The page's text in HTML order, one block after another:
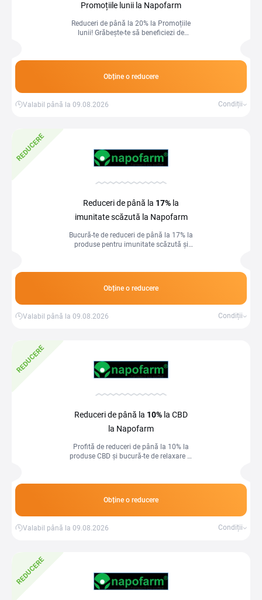
Promoțiile lunii la Napofarm
Reduceri de până la 20% la Promoțiile
lunii! Grăbește-te să beneficiezi de
Obține o reducere
Valabil până la 09.08.2026 Condiții
REDUCERE
Reduceri de până la 17% la
imunitate scăzută la Napofarm
Bucură-te de reduceri de până la 17% la
produse pentru imunitate scăzută și
Obține o reducere
Valabil până la 09.08.2026 Condiții
REDUCERE
Reduceri de până la 10% la CBD
la Napofarm
Profită de reduceri de până la 10% la
produse CBD și bucură-te de relaxare și
Obține o reducere
Valabil până la 09.08.2026 Condiții
REDUCERE